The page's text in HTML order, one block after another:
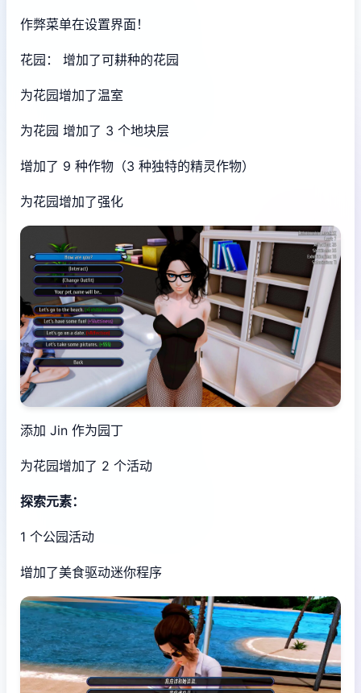
作弊菜单在设置界面！
花园： 增加了可耕种的花园
为花园增加了温室
为花园 增加了 3 个地块层
增加了 9 种作物（3 种独特的精灵作物）
为花园增加了强化
添加 Jin 作为园丁
为花园增加了 2 个活动
探索元素：
1 个公园活动
增加了美食驱动迷你程序